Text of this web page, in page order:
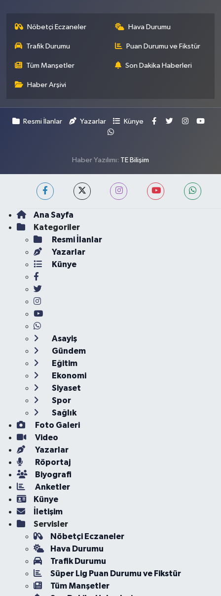
Nöbetçi Eczaneler Hava Durumu
Trafik Durumu Puan Durumu ve Fikstür
Tüm Manşetler Son Dakika Haberleri
Haber Arşivi
Resmi İlanlar Yazarlar Künye
Haber Yazılımı: TE Bilişim
Ana Sayfa
Kategoriler
Resmi İlanlar
Yazarlar
Künye
Asayiş
Gündem
Eğitim
Ekonomi
Siyaset
Spor
Sağlık
Foto Galeri
Video
Yazarlar
Röportaj
Biyografi
Anketler
Künye
İletişim
Servisler
Nöbetçi Eczaneler
Hava Durumu
Trafik Durumu
Süper Lig Puan Durumu ve Fikstür
Tüm Manşetler